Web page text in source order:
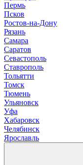
Пермь
Псков
Ростов-на-Дону
Рязань
Самара
Саратов
Севастополь
Ставрополь
Тольятти
Томск
Тюмень
Ульяновск
Уфа
Хабаровск
Челябинск
Ярославль